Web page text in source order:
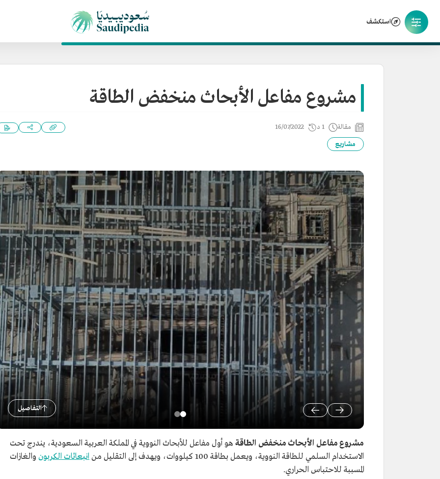
استكشف
مشروع مفاعل الأبحاث منخفض الطاقة
مقالة 1 د 16/07/2022
مشاريع
التفاصيل
مشروع مفاعل الأبحاث منخفض الطاقة هو أول مفاعل للأبحاث النووية في المملكة العربية السعودية، يندرج تحت
الاستخدام السلمي للطاقة النووية، ويعمل بطاقة 100 كيلووات، ويهدف إلى التقليل من
انبعاثات الكربون والغازات
المسببة للاحتباس الحراري.